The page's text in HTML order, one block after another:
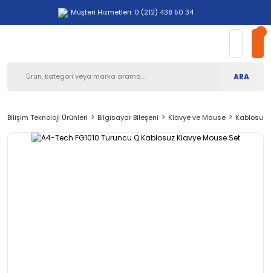
Müşteri Hizmetleri: 0 (212) 438 50 34
ARA
Bilişim Teknoloji Ürünleri Bilgisayar Bileşeni Klavye ve Mause Kablosuz